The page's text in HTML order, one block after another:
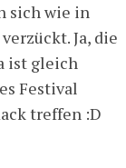
sich wie in
Ja, die
ist gleich
Festival
treffen :D